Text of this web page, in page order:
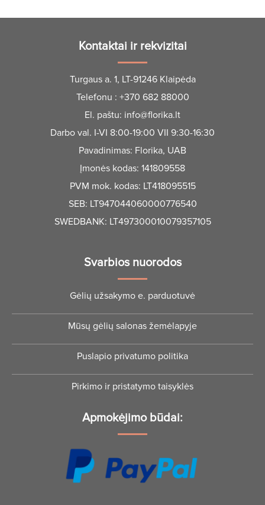
Kontaktai ir rekvizitai
Turgaus a. 1, LT-91246 Klaipėda
Telefonu : +370 682 88000
El. paštu: info@florika.lt
Darbo val. I-VI 8:00-19:00 VII 9:30-16:30
Pavadinimas: Florika, UAB
Įmonės kodas: 141809558
PVM mok. kodas: LT418095515
SEB: LT947044060000776540
SWEDBANK: LT497300010079357105
Svarbios nuorodos
Gėlių užsakymo e. parduotuvė
Mūsų gėlių salonas žemėlapyje
Puslapio privatumo politika
Pirkimo ir pristatymo taisyklės
Apmokėjimo būdai: